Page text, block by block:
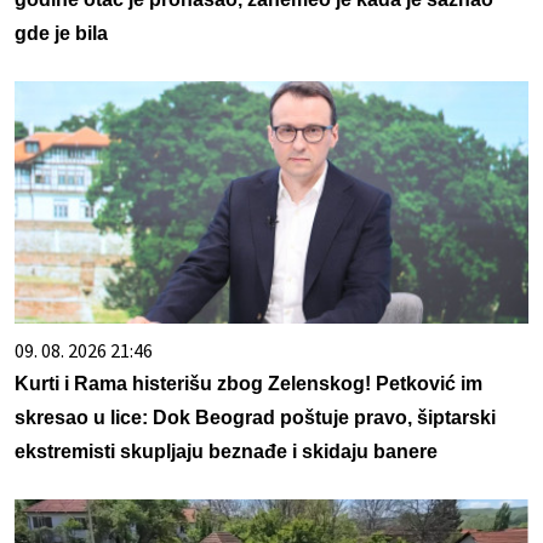
gde je bila
09. 08. 2026 21:46
Kurti i Rama histerišu zbog Zelenskog! Petković im
skresao u lice: Dok Beograd poštuje pravo, šiptarski
ekstremisti skupljaju beznađe i skidaju banere